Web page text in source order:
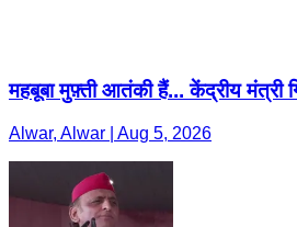
महबूबा मुफ़्ती आतंकी हैं... केंद्रीय मंत्री
Alwar, Alwar | Aug 5, 2026